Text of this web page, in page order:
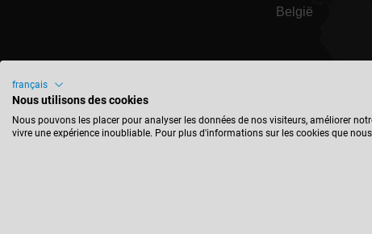
België
français
Nous utilisons des cookies
Nous pouvons les placer pour analyser les données de nos visiteurs, améliorer
vivre une expérience inoubliable. Pour plus d'informations sur les cookies que